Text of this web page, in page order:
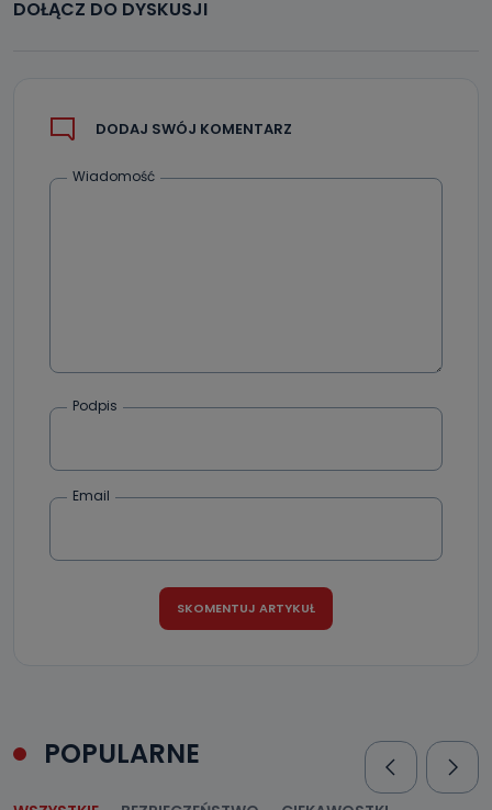
DOŁĄCZ DO DYSKUSJI
DODAJ SWÓJ KOMENTARZ
Wiadomość
Podpis
Email
POPULARNE